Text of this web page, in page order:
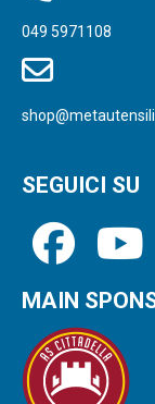
049 5971108
SEGUICI SU
MAIN